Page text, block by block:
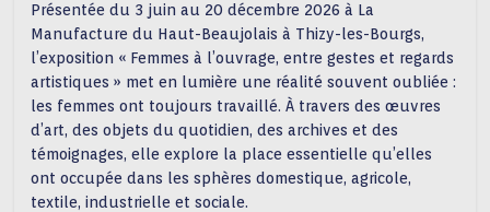
Présentée du 3 juin au 20 décembre 2026 à La
Manufacture du Haut-Beaujolais à Thizy-les-Bourgs,
l’exposition « Femmes à l’ouvrage, entre gestes et regards
artistiques » met en lumière une réalité souvent oubliée :
les femmes ont toujours travaillé. À travers des œuvres
d’art, des objets du quotidien, des archives et des
témoignages, elle explore la place essentielle qu’elles
ont occupée dans les sphères domestique, agricole,
textile, industrielle et sociale.